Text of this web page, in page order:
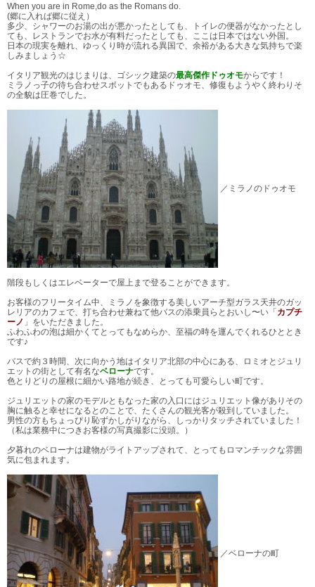
When you are in Rome,do as the Romans do.
(郷に入れば郷に従え）
多少、シャワーのお湯の出が悪かったとしても、トイレの便器がなかったとし
ても、レストランでお水が有料だったとしても、ここは日本ではない外国。
日本の現実を離れ、ゆっくり時が流れる異国で、余裕がある大きな気持ちで楽
しみましょう☆
イタリア観光のはじまりは、ゴシック建築の最高傑作ドゥオモからです！
ミラノっ子の待ち合わせスポットでもあるドゥオモ、修復もようやく終わりそ
の全貌は圧巻でした。
／ミラノのドゥオモ
階段もしくはエレベーターで屋上まで登ることができます。
お客様のフリータイム中、ミラノを象徴する美しいアーチ型ガラス天井のガッ
レリアのカフェで、打ち合わせ兼ねて他バスの添乗員らとおいし〜い「カプチ
ーノ 」をいただきました。
ふわふわの泡は細かくてとってもなめらか、至福の時を運んでくれるひととき
です♪
バスで約３時間、次に向かう地はイタリア北部の中心にある、ロミオとジュリ
エットの街として有名なベローナです。
色とりどりの屋根に細かい路地が続き、とっても可愛らしい町です。
ジュリエットの家のモデルともなった家の入口にはジュリエット像がありその
胸に触ると幸せになるとのことで、たくさんの観光客が殺到していました。
男性の方もちょっぴり恥ずかしがりながら、しっかりタッチされていました！
（私は業務中につきお客様の写真撮影に没頭。）
夕暮れのベローナは建物がライトアップされて、とってもロマンチックな雰囲
気に包まれます。
／ベローナの町